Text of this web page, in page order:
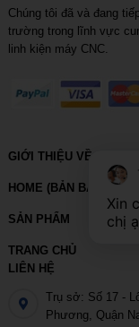
Chúng tôi đã và đang
trường trong lĩnh vực
linh kiện máy CNC.
GIỚI THIỆU VỀ VIHOTH
HOME (BẢN BACKUP
SẢN PHẨM
TRANG CHỦ
LIÊN HỆ
Trụ sở: Số 17 -
Phương, Quận
Xin
chị